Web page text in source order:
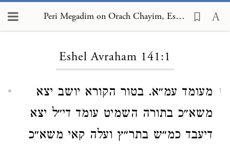
Peri Megadim on Orach Chayim, Eshel Avraham 141:1
Eshel Avraham 141:1
1
מעומד עמ״א. בטור הקורא יושב יצא
משא״כ בתורה השמיט עומד די״ל יצא
דיעבד כמ״ש בתר״ץ ועלה קאי משא״כ